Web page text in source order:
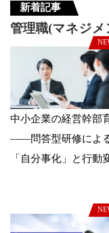
新着記事
管理職(マネジ
中小企業の経営幹部
――問答型研修によ
「自分事化」と行動